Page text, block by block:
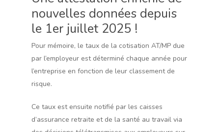
nouvelles données depuis
le 1er juillet 2025 !
Pour mémoire, le taux de la cotisation AT/MP due
par l’employeur est déterminé chaque année pour
l’entreprise en fonction de leur classement de
risque.
Ce taux est ensuite notifié par les caisses
d’assurance retraite et de la santé au travail via